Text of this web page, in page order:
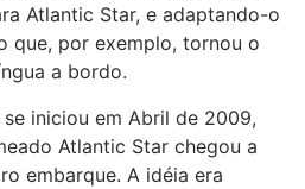
Atlantic Star, e adaptando-o
que, por exemplo, tornou o
a bordo.
iniciou em Abril de 2009,
Atlantic Star chegou a
embarque. A idéia era